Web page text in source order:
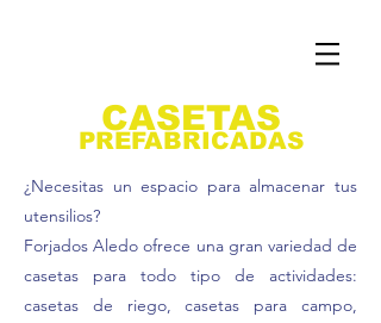
CASETAS
PREFABRICADAS
¿Necesitas un espacio para almacenar tus
utensilios?
Forjados Aledo ofrece una gran variedad de
casetas para todo tipo de actividades:
casetas de riego, casetas para campo,